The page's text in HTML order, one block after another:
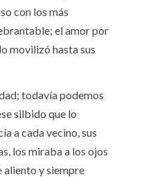
con los más
el amor por
movilizó hasta sus
todavía podemos
silbido que lo
a cada vecino, sus
los miraba a los ojos
aliento y siempre